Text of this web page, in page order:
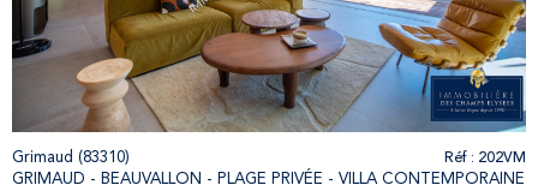
Grimaud (83310)
GRIMAUD - BEAUVALLON - PLAGE ​PRIVÉE - VILLA CONTEMPORAINE
Réf : 202VM